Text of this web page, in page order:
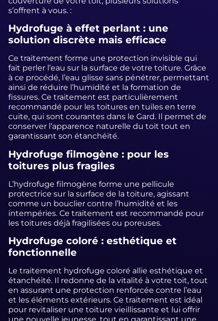
s’offrent à vous. :
Hydrofuge à effet perlant : une
solution discrète mais efficace
Ce traitement forme une protection invisible qui
fait perler l’eau sur la surface de votre toiture. Grâce
à ce procédé, l’eau glisse sans pénétrer, permettant
ainsi de réduire l’humidité et la formation de
fissures. Ce traitement est particulièrement
recommandé pour les toitures en tuiles en terre
cuite, qui sont courantes dans le Gard. Il permet de
conserver l’apparence naturelle du toit tout en
garantissant son étanchéité.
Hydrofuge filmogène : pour les
toitures plus fragiles
L’hydrofuge filmogène forme une pellicule
protectrice sur la surface de la toiture, agissant
comme un bouclier contre l’humidité et les
intempéries. Ce traitement est recommandé pour
les toitures déjà fragilisées ou poreuses.
Hydrofuge coloré : esthétique et
fonctionnelle
Le traitement hydrofuge coloré allie esthétique et
étanchéité. Il redonne de la vitalité à votre toit, tout
en assurant une protection renforcée contre l’eau
et les éléments extérieurs. Ce traitement est idéal
pour revitaliser une toiture vieillissante et lui offrir